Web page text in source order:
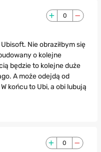
0
Nie obraziłbym się
o kolejne
będzie to kolejne duże
A może odejdą od
końcu to Ubi, a obi lubują
0